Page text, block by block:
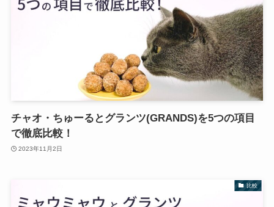
チャオ・ちゅーるとグランツ(GRANDS)を5つの項目
で徹底比較！
2023年11月2日
比較